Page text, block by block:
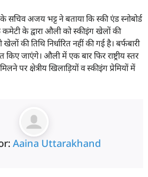
सचिव अजय भट्ट ने बताया कि स्की एंड स्नोबोर्ड
के द्वारा औली को स्कीइंग खेलों की
की तिथि निर्धारित नहीं की गई है। बर्फबारी
किए जाएंगे। औली में एक बार फिर राष्ट्रीय स्तर
पर क्षेत्रीय खिलाड़ियों व स्कीइंग प्रेमियों में
Aaina Uttarakhand